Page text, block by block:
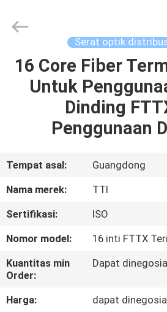
RUMAH
PRODUK
KAMI
PABRIK
KONTROL
KUALITAS
Tech.
Rights
Reserved.
Serat optik
16 Core Fiber
Untuk
Dinding
Penggunaan
Tempat asal:
Guangdong
Nama merek:
TTI
Sertifikasi:
ISO
Nomor model:
16 inti FTTX
Kuantitas min
Order:
Dapat
Harga:
dapat